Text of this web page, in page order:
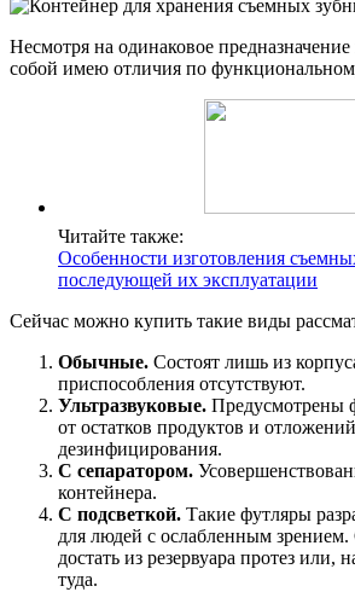
Несмотря на одинаковое
собой имею отличия по
Читайте также:
Особенности изготовления
последующей их эксплуатации
Сейчас можно купить такие виды
Обычные. Состоят лишь из
приспособления отсутствуют.
Ультразвуковые. Предусмотрены
от остатков продуктов и
дезинфицирования.
С сепаратором.
контейнера.
С подсветкой. Такие футляры
для людей с ослабленным зрением.
достать из резервуара протез или,
туда.